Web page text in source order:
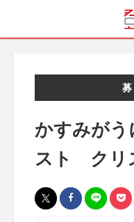
かすみがう
スト クリ